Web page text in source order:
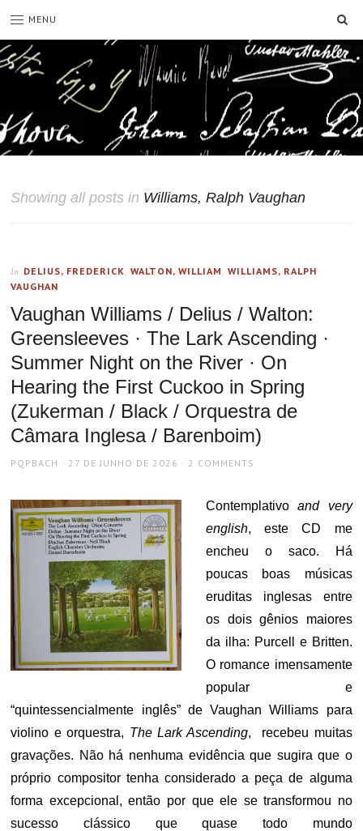
MENU
Showing all posts in Williams, Ralph Vaughan
In DELIUS, FREDERICK,WALTON, WILLIAM ,WILLIAMS, RALPH
VAUGHAN
Vaughan Williams / Delius / Walton:
Greensleeves · The Lark Ascending ·
Summer Night on the River · On
Hearing the First Cuckoo in Spring
(Zukerman / Black / Orquestra de
Câmara Inglesa / Barenboim)
AUTHOR
PQPBACH
POSTED
27 DE JUNHO DE 2026 2 COMMENTS
Contemplativoand very
english, este CD me
encheu o saco. Há
poucas boas músicas
eruditas inglesas entre
os dois gênios maiores
da ilha: Purcell e Britten.
O romance imensamente
popular e
“quintessencialmente inglês” de Vaughan Williams para
violino e orquestra, The Lark Ascending, recebeu muitas
gravações. Não há nenhuma evidência que sugira que o
próprio compositor tenha considerado a peça de alguma
forma excepcional, então por que ele se transformou no
sucesso clássico que quase todo mundo